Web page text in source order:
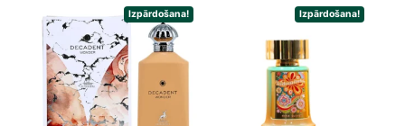
48,24 €.30,86 €.
50,66 €.27,83 €.
Izpārdošana! Izpārdošana!